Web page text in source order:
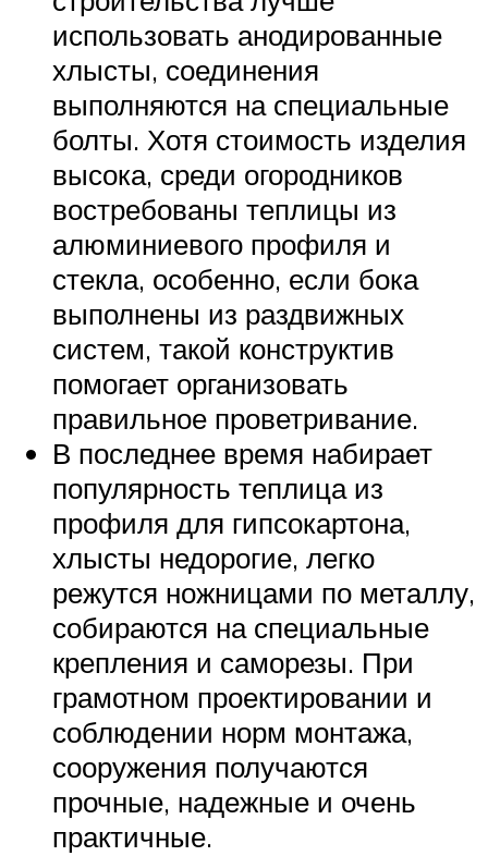
использовать анодированные
хлысты, соединения
выполняются на специальные
болты. Хотя стоимость изделия
высока, среди огородников
востребованы теплицы из
алюминиевого профиля и
стекла, особенно, если бока
выполнены из раздвижных
систем, такой конструктив
помогает организовать
правильное проветривание.
В последнее время набирает
популярность теплица из
профиля для гипсокартона,
хлысты недорогие, легко
режутся ножницами по металлу,
собираются на специальные
крепления и саморезы. При
грамотном проектировании и
соблюдении норм монтажа,
сооружения получаются
прочные, надежные и очень
практичные.